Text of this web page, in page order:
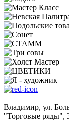
Владимир, ул.
"Торговые ряды",